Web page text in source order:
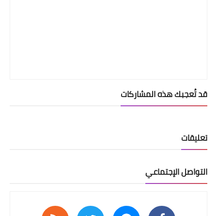
قد تُعجبك هذه المشاركات
تعليقات
التواصل الإجتماعي